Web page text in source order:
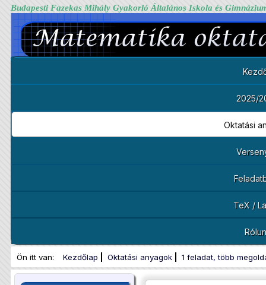
Budapesti Fazekas Mihály Gyakorló Általános Iskola és
2025/
Oktatási
TeX /
Ön itt van: Kezdőlap Oktatási anyagok 1 feladat, több